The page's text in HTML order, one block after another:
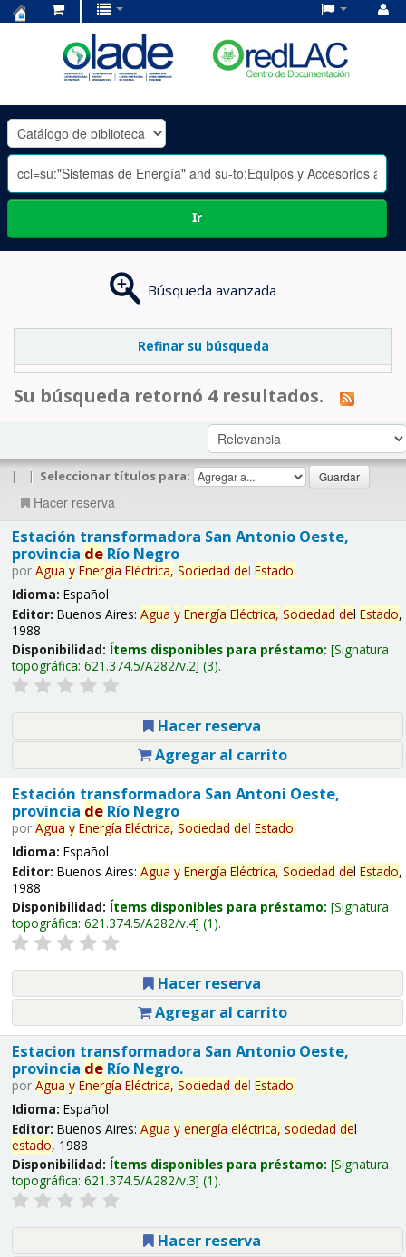
OLADE
-
Ir
Búsqueda avanzada
Refinar su búsqueda
Su búsqueda retornó 4 resultados.
| | Seleccionar títulos para:
Hacer reserva
Estación transformadora San Antonio Oeste,
provincia deRío Negro
por Agua y Energía Eléctrica, Sociedad del Estado.
Idioma: Español
Editor: Buenos Aires: Agua y Energía Eléctrica, Sociedad del Estado,
1988
Disponibilidad: Ítems disponibles para préstamo: Signatura
topográfica: 621.374.5/A282/v.2 (3).
Hacer reserva
Agregar al carrito
Estación transformadora San Antoni Oeste,
provincia deRío Negro
por Agua y Energía Eléctrica, Sociedad del Estado.
Idioma: Español
Editor: Buenos Aires: Agua y Energía Eléctrica, Sociedad del Estado,
1988
Disponibilidad: Ítems disponibles para préstamo: Signatura
topográfica: 621.374.5/A282/v.4 (1).
Hacer reserva
Agregar al carrito
Estacion transformadora San Antonio Oeste,
provincia deRío Negro.
por Agua y Energía Eléctrica, Sociedad del Estado.
Idioma: Español
Editor: Buenos Aires: Agua y energía eléctrica, sociedad del
estado, 1988
Disponibilidad: Ítems disponibles para préstamo: Signatura
topográfica: 621.374.5/A282/v.3 (1).
Hacer reserva